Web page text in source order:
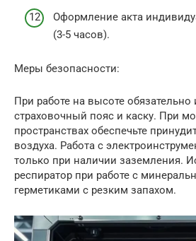
Оформление акта
(3-5 часов).
Меры безопасности:
При работе на высоте обязательно
страховочный пояс и каску. При
пространствах обеспечьте
воздуха. Работа с
только при наличии заземления.
респиратор при работе с
герметиками с резким запахом.